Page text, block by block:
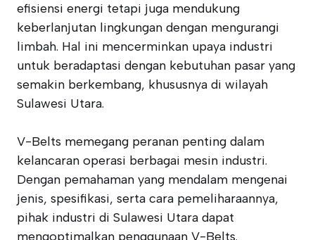
efisiensi energi tetapi juga mendukung
keberlanjutan lingkungan dengan mengurangi
limbah. Hal ini mencerminkan upaya industri
untuk beradaptasi dengan kebutuhan pasar yang
semakin berkembang, khususnya di wilayah
Sulawesi Utara.
V-Belts memegang peranan penting dalam
kelancaran operasi berbagai mesin industri.
Dengan pemahaman yang mendalam mengenai
jenis, spesifikasi, serta cara pemeliharaannya,
pihak industri di Sulawesi Utara dapat
mengoptimalkan penggunaan V-Belts.